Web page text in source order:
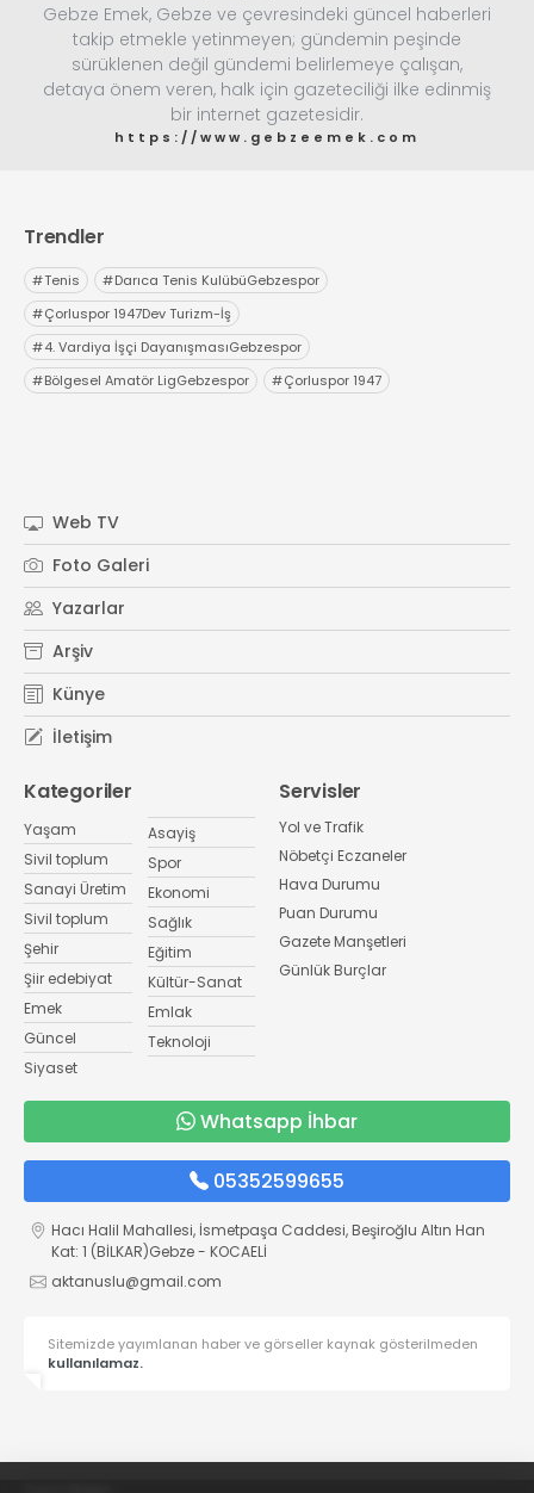
Gebze Emek, Gebze ve çevresindeki güncel haberleri
takip etmekle yetinmeyen; gündemin peşinde
sürüklenen değil gündemi belirlemeye çalışan,
detaya önem veren, halk için gazeteciliği ilke edinmiş
bir internet gazetesidir.
https://www.gebzeemek.com
Trendler
#Tenis #Darıca Tenis KulübüGebzespor
#Çorluspor 1947Dev Turizm-İş
#4. Vardiya İşçi DayanışmasıGebzespor
#Bölgesel Amatör LigGebzespor #Çorluspor 1947
Web TV
Foto Galeri
Yazarlar
Arşiv
Künye
İletişim
Kategoriler
Yaşam
Sivil toplum
Sanayi Üretim
Sivil toplum
Şehir
Şiir edebiyat
Emek
Güncel
Siyaset
Asayiş
Spor
Ekonomi
Sağlık
Eğitim
Kültür-Sanat
Emlak
Teknoloji
Servisler
Yol ve Trafik
Nöbetçi Eczaneler
Hava Durumu
Puan Durumu
Gazete Manşetleri
Günlük Burçlar
Whatsapp İhbar
05352599655
Hacı Halil Mahallesi, İsmetpaşa Caddesi, Beşiroğlu Altın Han
Kat: 1 (BİLKAR)Gebze - KOCAELİ
aktanuslu@gmail.com
Sitemizde yayımlanan haber ve görseller kaynak gösterilmeden
kullanılamaz.